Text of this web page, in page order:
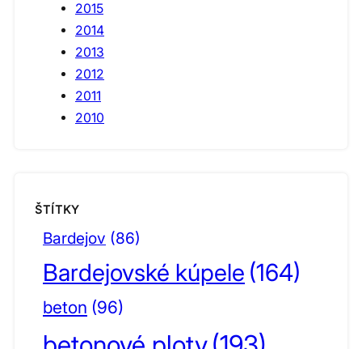
2015
2014
2013
2012
2011
2010
ŠTÍTKY
Bardejov (86)
Bardejovské kúpele (164)
beton (96)